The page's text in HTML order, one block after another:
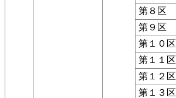
第８区
第９区
第１０区
第１１区
第１２区
第１３区